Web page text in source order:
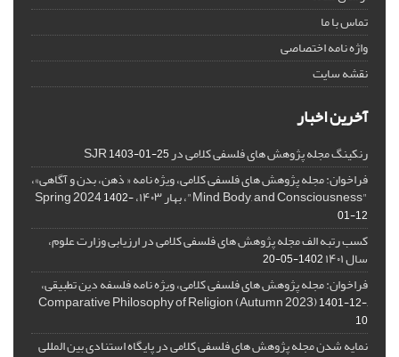
تماس با ما
واژه نامه اختصاصی
نقشه سایت
آخرین اخبار
رنکینگ مجله پژوهش های فلسفی کلامی در SJR1403-01-25
فراخوان: مجله پژوهش های فلسفی کلامی، ویژه نامه « ذهن، بدن و آگاهی»،
"Mind, Body, and Consciousness"، بهار ۱۴۰۳، Spring 2024
1402-
01-12
کسب رتبه الف مجله پژوهش های فلسفی کلامی در ارزیابی وزارت علوم،
سال ۱۴۰۱ 1402-05-20
فراخوان: مجله پژوهش های فلسفی کلامی، ویژه نامه فلسفه دین تطبیقی،
,Comparative Philosophy of Religion (Autumn 2023)
1401-12-
10
نمایه شدن مجله پژوهش های فلسفی کلامی در پایگاه استنادی بین المللی